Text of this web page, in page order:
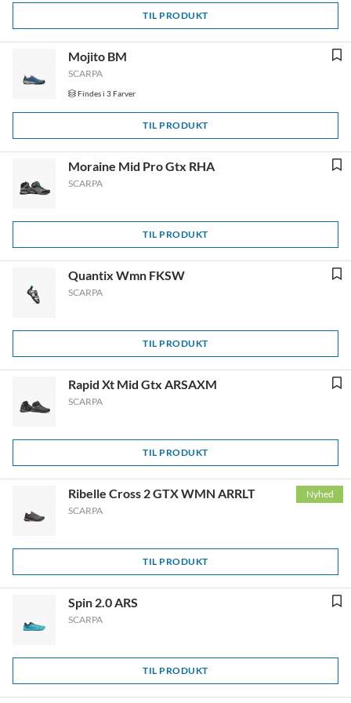
TIL PRODUKT
Mojito BM
SCARPA
Findes i 3 Farver
TIL PRODUKT
Moraine Mid Pro Gtx RHA
SCARPA
TIL PRODUKT
Quantix Wmn FKSW
SCARPA
TIL PRODUKT
Rapid Xt Mid Gtx ARSAXM
SCARPA
TIL PRODUKT
Nyhed
Ribelle Cross 2 GTX WMN ARRLT
SCARPA
TIL PRODUKT
Spin 2.0 ARS
SCARPA
TIL PRODUKT